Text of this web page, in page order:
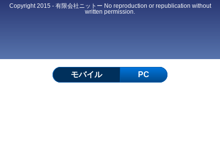
Copyright 2015 - 有限会社ニットー No reproduction or republication without
written permission.
モバイル PC